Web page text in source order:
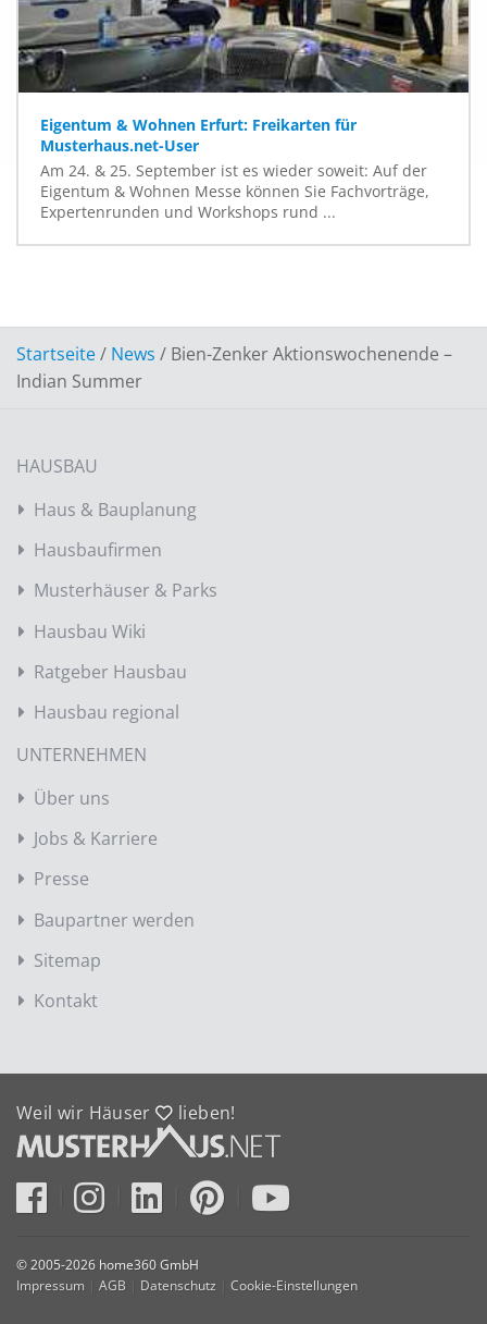
Eigentum & Wohnen Erfurt: Freikarten für
Musterhaus.net-User
Am 24. & 25. September ist es wieder soweit: Auf der
Eigentum & Wohnen Messe können Sie Fachvorträge,
Expertenrunden und Workshops rund ...
Startseite/ News / Bien-Zenker Aktionswochenende –
Indian Summer
HAUSBAU
Haus & Bauplanung
Hausbaufirmen
Musterhäuser & Parks
Hausbau Wiki
Ratgeber Hausbau
Hausbau regional
UNTERNEHMEN
Über uns
Jobs & Karriere
Presse
Baupartner werden
Sitemap
Kontakt
Weil wir Häuser lieben!
© 2005-2026 home360 GmbH
Impressum
AGB Datenschutz Cookie-Einstellungen